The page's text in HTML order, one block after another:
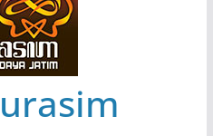
Karya Agus Koecink
Ungkapan Kritis Tentang